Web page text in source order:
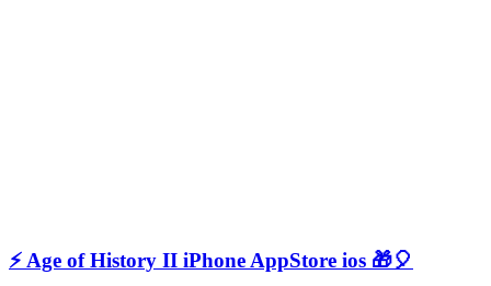
⚡️ Age of History II iPhone AppStore ios 🎁🎈